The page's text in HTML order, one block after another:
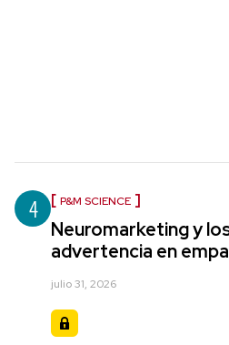
4 P&M SCIENCE
Neuromarketing y
advertencia en
julio 31, 2026